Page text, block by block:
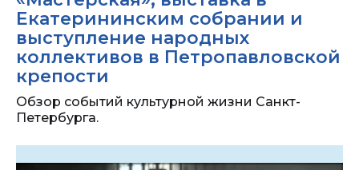
Екатерининским собрании и
выступление народных
коллективов в Петропавловской
крепости
Обзор событий культурной жизни Санкт-
Петербурга.